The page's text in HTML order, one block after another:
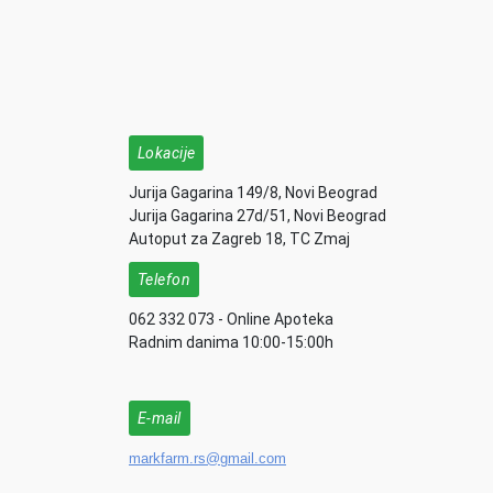
Lokacije
Jurija Gagarina 149/8, Novi Beograd
Jurija Gagarina 27d/51, Novi Beograd
Autoput za Zagreb 18, TC Zmaj
Telefon
062 332 073 - Online Apoteka
Radnim danima 10:00-15:00h
E-mail
markfarm.rs@gmail.com